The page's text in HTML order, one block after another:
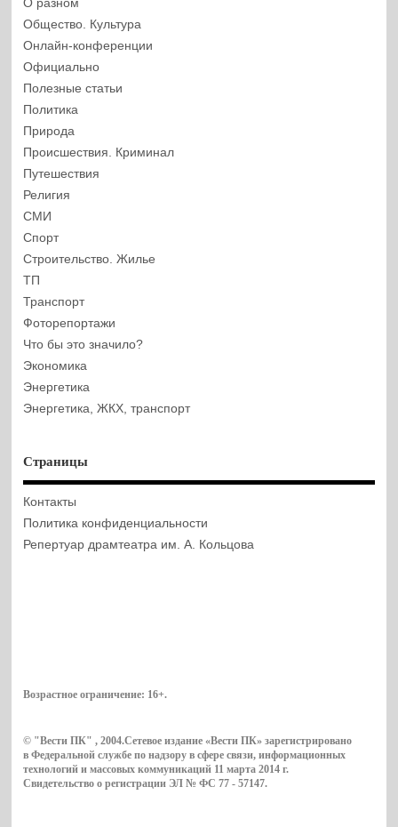
О разном
Общество. Культура
Онлайн-конференции
Официально
Полезные статьи
Политика
Природа
Происшествия. Криминал
Путешествия
Религия
СМИ
Спорт
Строительство. Жилье
ТП
Транспорт
Фоторепортажи
Что бы это значило?
Экономика
Энергетика
Энергетика, ЖКХ, транспорт
Страницы
Контакты
Политика конфиденциальности
Репертуар драмтеатра им. А. Кольцова
Возрастное ограничение: 16+.
© "Вести ПК" , 2004.Сетевое издание «Вести ПК» зарегистрировано
в Федеральной службе по надзору в сфере связи, информационных
технологий и массовых коммуникаций 11 марта 2014 г.
Свидетельство о регистрации ЭЛ № ФС 77 - 57147.